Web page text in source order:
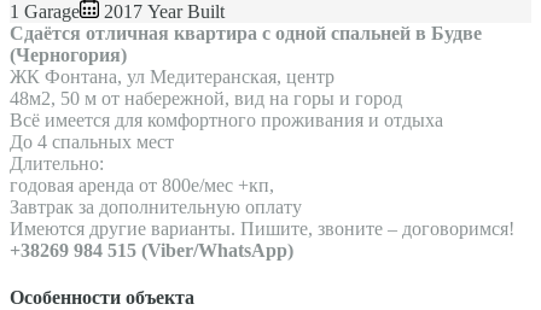
1 Garage
2017 Year Built
Сдаётся отличная квартира с одной спальней в Будве
(Черногория)
ЖК Фонтана, ул Медитеранская, центр
48м2, 50 м от набережной, вид на горы и город
Всё имеется для комфортного проживания и отдыха
До 4 спальных мест
Длительно:
годовая аренда от 800е/мес +кп,
Завтрак за дополнительную оплату
Имеются другие варианты. Пишите, звоните – договоримся!
+38269 984 515 (Viber/WhatsApp)
Особенности объекта